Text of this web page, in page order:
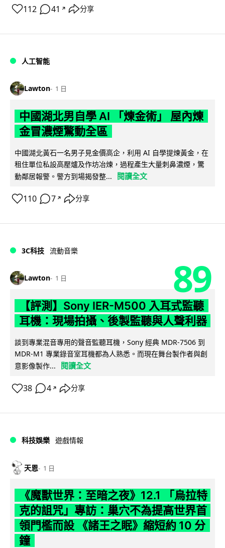
112 41 ↗ 分享
人工智能
Lawton 1 日
中國湖北男自學 AI 「煉金術」 屋內煉
金冒濃煙驚動全區
中國湖北黃石一名男子見金價高企，利用 AI 自學提煉黃金，在
租住單位私設高壓爐及作坊冶煉，過程產生大量刺鼻濃煙，驚
動鄰居報警。警方到場揭發整...
閱讀全文
110 7 ↗ 分享
3C科技 流動音樂
Lawton 1 日 89
【評測】Sony IER-M500 入耳式監聽
耳機：現場拍攝、後製監聽與人聲利器
談到專業混音專用的聲音監聽耳機，Sony 經典 MDR-7506 到
MDR-M1 專業錄音室耳機都為人熟悉。而現在舞台製作者與創
意影像製作...
閱讀全文
38 4 ↗ 分享
科技娛樂 遊戲情報
天恩 1 日
《魔獸世界：至暗之夜》12.1 「烏拉特
克的詛咒」專訪：巢穴不為提高世界首
領門檻而設 《諸王之眠》縮短約 10 分
鐘